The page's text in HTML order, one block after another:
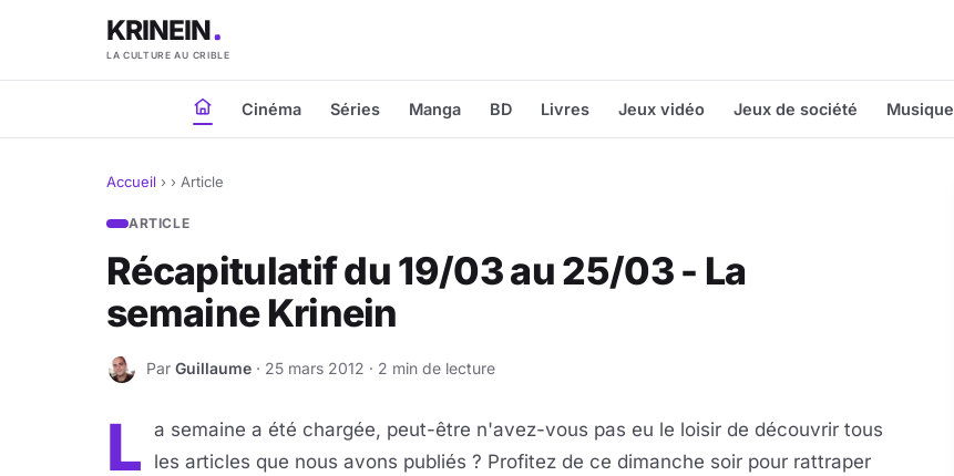
KRINEIN
LA CULTURE AU CRIBLE
Cinéma Séries Manga BD Livres Jeux vidéo Jeux de société Musique
Accueil › › Article
ARTICLE
Récapitulatif du 19/03 au 25/03 - La
semaine Krinein
G Par Guillaume · 25 mars 2012 · 2 min de lecture
L a semaine a été chargée, peut-être n'avez-vous pas eu le loisir de découvrir tous
les articles que nous avons publiés ? Profitez de ce dimanche soir pour rattraper